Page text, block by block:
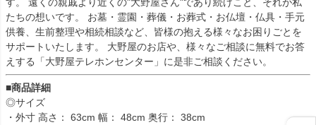
たちの想いです。 お墓・霊園・葬儀・お葬式・お仏壇・仏具・手元
供養、生前整理や相続相談など、皆様の抱える様々なお困りごとを
サポートいたします。 大野屋のお店や、様々なご相談に無料でお答
えする「大野屋テレホンセンター」に是非ご相談ください。
■商品詳細
◎サイズ
・外寸 高さ： 63cm 幅： 48cm 奥行： 38cm